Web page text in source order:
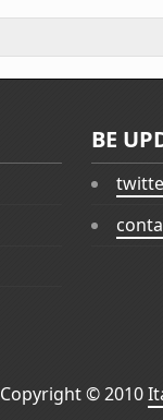
BE
Copyright © 2010